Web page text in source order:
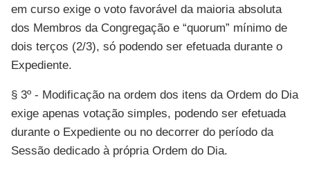
em curso exige o voto favorável da maioria absoluta
dos Membros da Congregação e “quorum” mínimo de
dois terços (2/3), só podendo ser efetuada durante o
Expediente.
§ 3º - Modificação na ordem dos itens da Ordem do Dia
exige apenas votação simples, podendo ser efetuada
durante o Expediente ou no decorrer do período da
Sessão dedicado à própria Ordem do Dia.